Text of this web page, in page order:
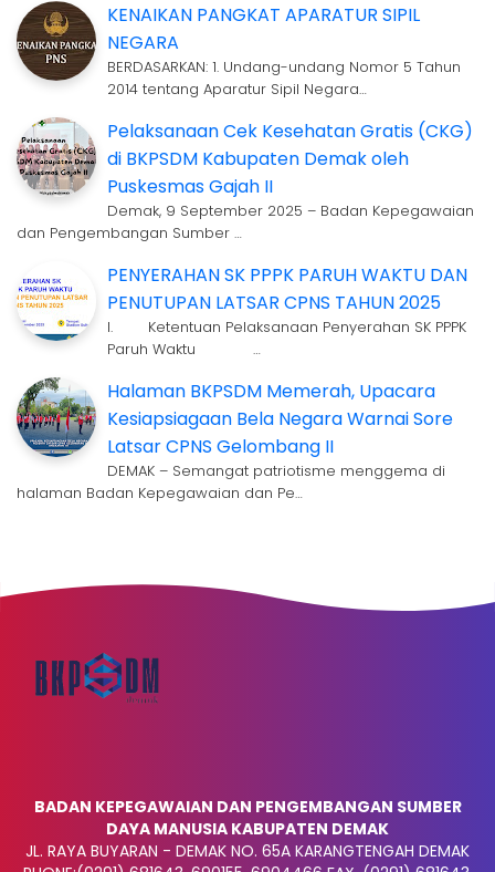
KENAIKAN PANGKAT APARATUR SIPIL
NEGARA
BERDASARKAN: 1. Undang-undang Nomor 5 Tahun
2014 tentang Aparatur Sipil Negara…
Pelaksanaan Cek Kesehatan Gratis (CKG)
di BKPSDM Kabupaten Demak oleh
Puskesmas Gajah II
Demak, 9 September 2025 – Badan Kepegawaian
dan Pengembangan Sumber …
PENYERAHAN SK PPPK PARUH WAKTU DAN
PENUTUPAN LATSAR CPNS TAHUN 2025
I. Ketentuan Pelaksanaan Penyerahan SK PPPK
Paruh Waktu …
Halaman BKPSDM Memerah, Upacara
Kesiapsiagaan Bela Negara Warnai Sore
Latsar CPNS Gelombang II
DEMAK – Semangat patriotisme menggema di
halaman Badan Kepegawaian dan Pe…
BADAN KEPEGAWAIAN DAN PENGEMBANGAN SUMBER
DAYA MANUSIA KABUPATEN DEMAK
JL. RAYA BUYARAN - DEMAK NO. 65A KARANGTENGAH DEMAK